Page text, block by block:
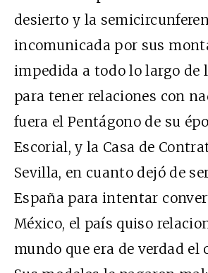
desierto y la
incomunicada por sus
impedida a todo lo largo de
para tener relaciones con
fuera el Pentágono de su
Escorial, y la Casa de
Sevilla, en cuanto dejó de
España para intentar
México, el país quiso
mundo que era de verdad el